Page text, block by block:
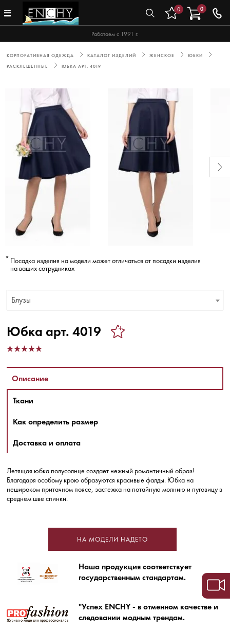
Работаем с 1991 г.
0 0
КОРПОРАТИВНАЯ ОДЕЖДА КАТАЛОГ ИЗДЕЛИЙ ЖЕНСКОЕ
ЮБКИ
РАСКЛЕШЕННЫЕ
ЮБКА АРТ. 4019
Посадка изделия на модели может отличаться от посадки изделия
на ваших сотрудниках
Блузы
Юбка арт. 4019
Описание
Ткани
Как определить размер
Доставка и оплата
Летящая юбка полусолнце создает нежный романтичный образ!
Благодаря особому крою образуются красивые фалды. Юбка на
нешироком притачном поясе, застежка на потайную молнию и пуговицу в
среднем шве спинки.
НА МОДЕЛИ НАДЕТО
Наша продукция соответствует
государственным стандартам.
"Успех ENCHY - в отменном качестве и
следовании модным трендам.